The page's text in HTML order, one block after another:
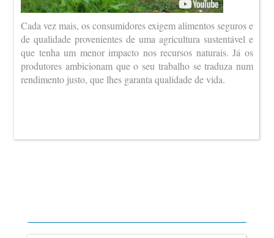
Cada vez mais, os consumidores exigem alimentos seguros e
de qualidade provenientes de uma agricultura sustentável e
que tenha um menor impacto nos recursos naturais. Já os
produtores ambicionam que o seu trabalho se traduza num
rendimento justo, que lhes garanta qualidade de vida.